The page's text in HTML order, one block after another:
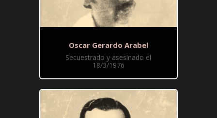
Oscar Gerardo Arabel
Secuestrado y asesinado el
18/3/1976